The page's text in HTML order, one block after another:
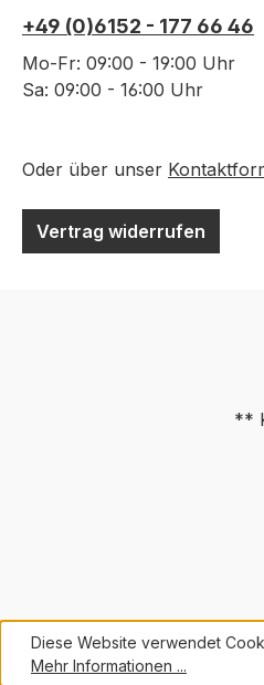
+49 (0)6152 - 177 66 46
Mo-Fr: 09:00 - 19:00 Uhr
Sa: 09:00 - 16:00 Uhr
Oder über unser
Vertrag widerrufen
**
Diese Website verwendet
Mehr Informationen ...